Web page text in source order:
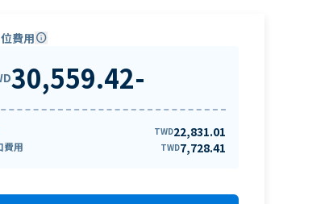
費用info
30,559.42-
TWD22,831.01
費用 TWD7,728.41